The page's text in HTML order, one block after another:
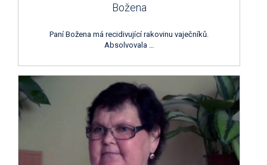
Božena
Paní Božena má recidivující rakovinu vaječníků.
Absolvovala …